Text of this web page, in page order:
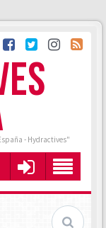
- Hydractives"